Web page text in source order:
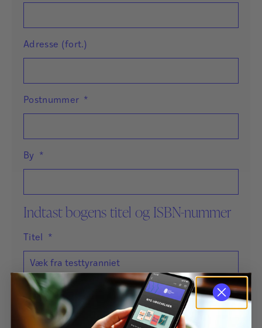
Adresse (fort.)
Postnummer *
By *
Indtast bogens titel og ISBN-nummer
Titel *
ISBN-nummer